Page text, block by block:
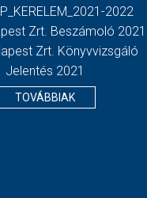
2022
Zrt. Beszámoló 2021
Zrt. Könyvvizsgáló
Jelentés 2021
TOVÁBBIAK